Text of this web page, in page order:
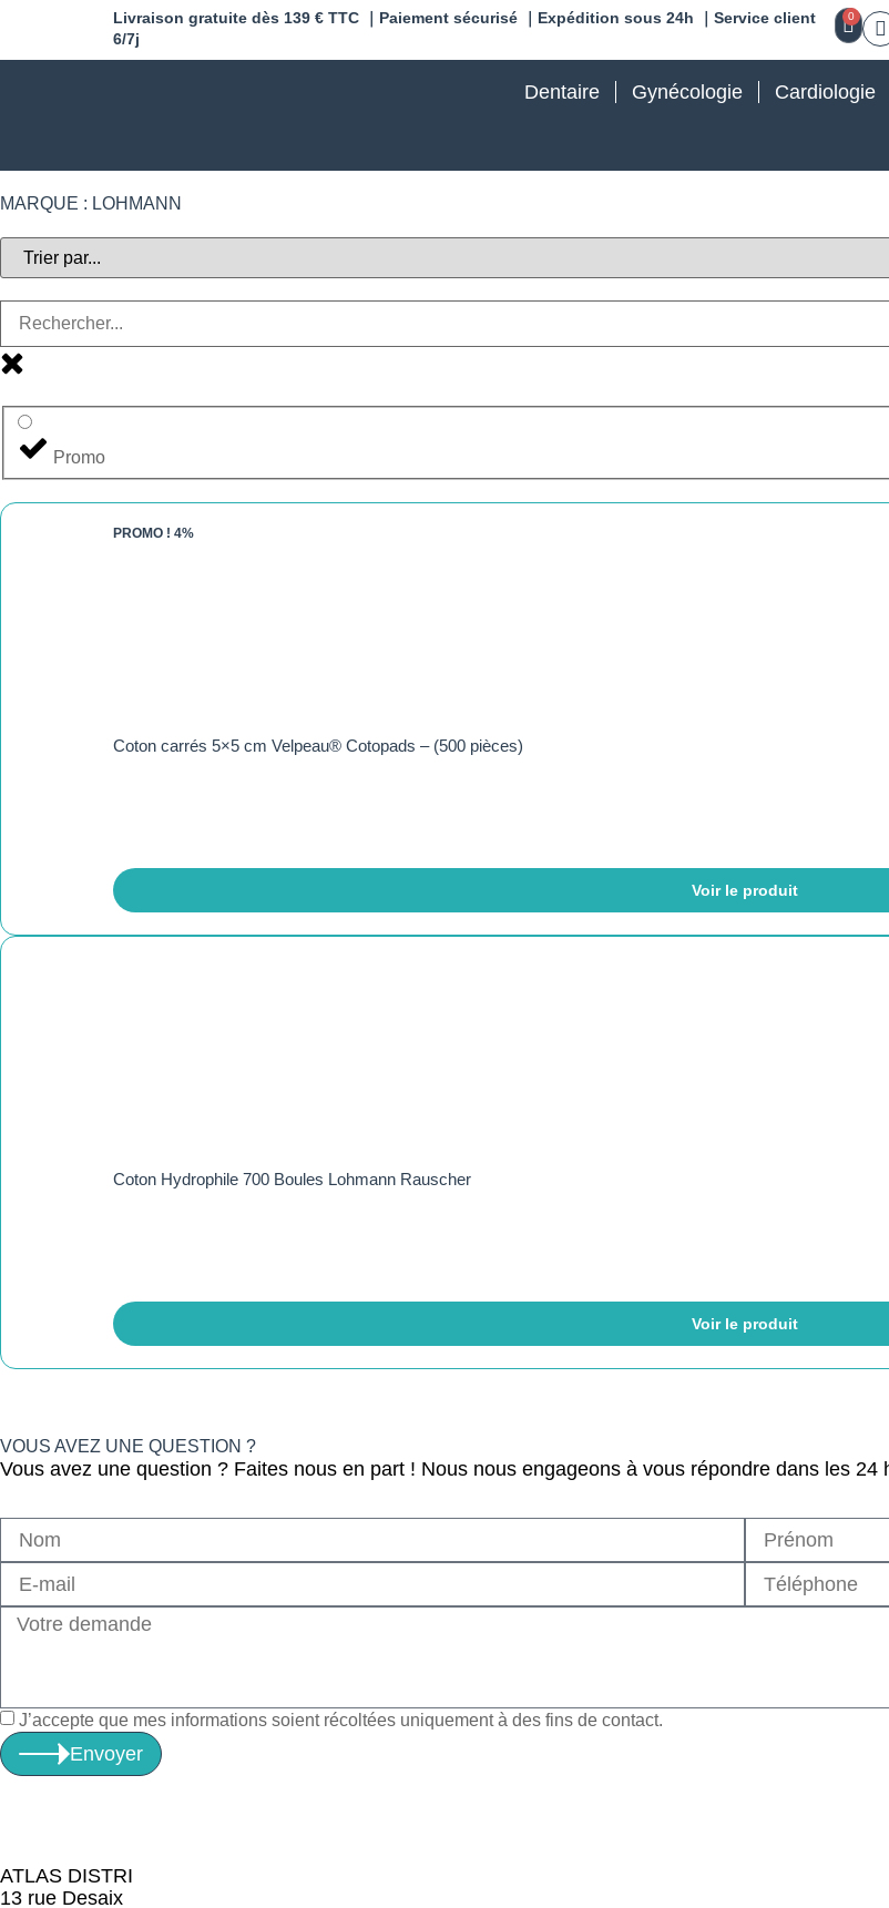
Livraison gratuite dès 139 € TTC ｜Paiement sécurisé ｜Expédition sous 24h ｜Service client
6/7j
0
Dentaire Gynécologie Cardiologie
MARQUE : LOHMANN
Promo
PROMO ! 4%
Coton carrés 5×5 cm Velpeau® Cotopads – (500 pièces)
Voir le produit
Coton Hydrophile 700 Boules Lohmann Rauscher
Voir le produit
VOUS AVEZ UNE QUESTION ?
Vous avez une question ? Faites nous en part ! Nous nous engageons à vous répondre dans les 24
J’accepte que mes informations soient récoltées uniquement à des fins de contact.
Envoyer
ATLAS DISTRI
13 rue Desaix